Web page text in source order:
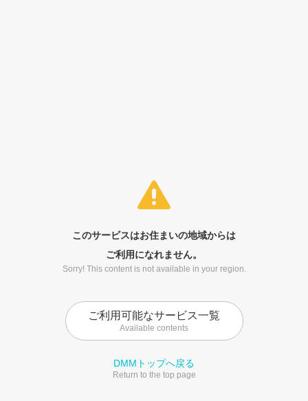
このサービスはお住まいの地域からは
ご利用になれません。
Sorry! This content is not available in your region.
ご利用可能なサービス一覧
Available contents
DMMトップへ戻る
Return to the top page